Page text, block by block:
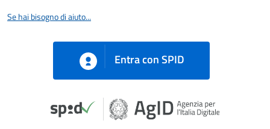
Se hai bisogno di aiuto...
Entra con SPID